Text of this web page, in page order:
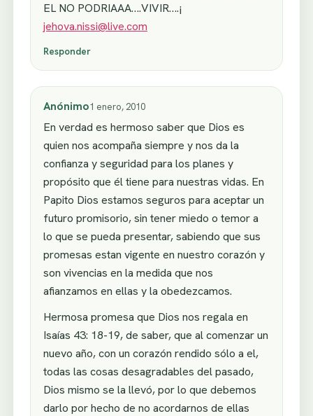
EL NO PODRIAAA….VIVIR….¡
jehova.nissi@live.com
Responder
Anónimo1 enero, 2010
En verdad es hermoso saber que Dios es
quien nos acompaña siempre y nos da la
confianza y seguridad para los planes y
propósito que él tiene para nuestras vidas. En
Papito Dios estamos seguros para aceptar un
futuro promisorio, sin tener miedo o temor a
lo que se pueda presentar, sabiendo que sus
promesas estan vigente en nuestro corazón y
son vivencias en la medida que nos
afianzamos en ellas y la obedezcamos.
Hermosa promesa que Dios nos regala en
Isaías 43: 18-19, de saber, que al comenzar un
nuevo año, con un corazón rendido sólo a el,
todas las cosas desagradables del pasado,
Dios mismo se la llevó, por lo que debemos
darlo por hecho de no acordarnos de ellas